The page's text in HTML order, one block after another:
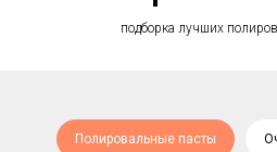
подборка лучших
Полировальные пасты